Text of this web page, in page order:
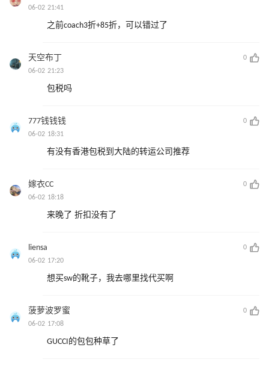
06-02 21:41
之前coach3折+85折，可以错过了
天空布丁
0
06-02 21:23
包税吗
777钱钱钱
0
06-02 18:31
有没有香港包税到大陆的转运公司推荐
嫁衣CC
0
06-02 18:18
来晚了 折扣没有了
liensa
0
06-02 17:20
想买sw的靴子，我去哪里找代买啊
菠萝波罗蜜
0
06-02 17:08
GUCCI的包包种草了